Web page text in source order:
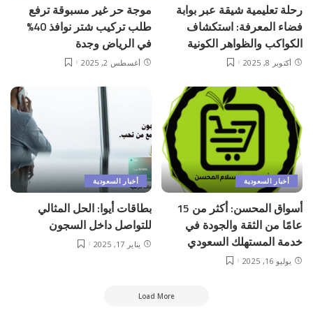
رحلة تعليمية شيقة عبر بوابة
فضاء المعرفة: استكشاف
الكواكب والظواهر الكونية
أكتوبر 8, 2025
موجة حر غير مسبوقة ترفع
طلب تركيب شتر نوافذ 40%
في الرياض وجدة
أغسطس 2, 2025
أخبار السعودية
أسواق المحسن: أكثر من 15
عامًا من الثقة والجودة في
خدمة المستهلك السعودي
يوليو 16, 2025
أخبار السعودية
بطاقات أيوا: الحل المثالي
للتواصل داخل السجون
يناير 17, 2025
Load More